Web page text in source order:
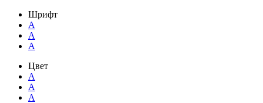
Шрифт
A
A
A
Цвет
A
A
A